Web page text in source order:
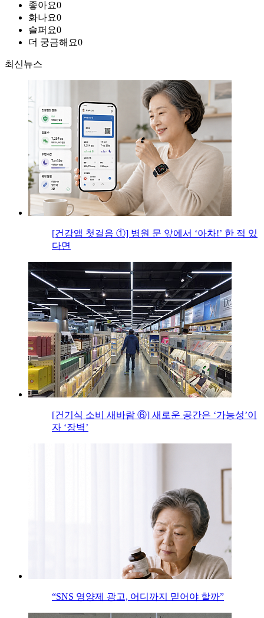
좋아요0
화나요0
슬퍼요0
더 궁금해요0
최신뉴스
[건강앱 첫걸음 ①] 병원 문 앞에서 ‘아차!’ 한 적 있
다면
[건기식 소비 새바람 ⑥] 새로운 공간은 ‘가능성’이
자 ‘장벽’
“SNS 영양제 광고, 어디까지 믿어야 할까”